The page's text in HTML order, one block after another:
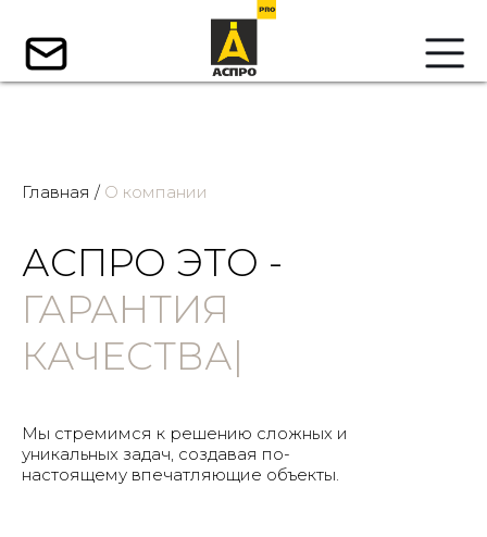
АСПРО ЭТО -
ОПЫ|
Мы стремимся к решению сложных и
уникальных задач, создавая по-
настоящему впечатляющие объекты.
Главная / О компании